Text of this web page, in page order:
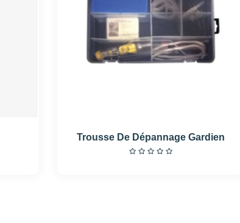
Trousse De Dépannage Gardien